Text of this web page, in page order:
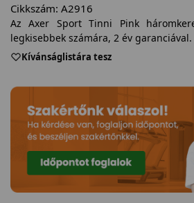
Cikkszám: A2916
Az Axer Sport Tinni Pink
legkisebbek számára, 2 év garanciával.
Kívánságlistára tesz